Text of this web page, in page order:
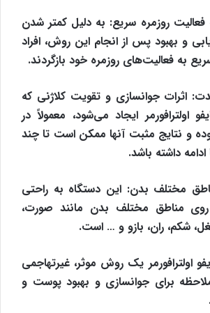
روزمره سریع: به دلیل کمتر شدن
و بهبود پس از انجام این روش، افراد
به فعالیت‌های روزمره خود بازگردند.
اثرات جوانسازی و تقویت کلاژنی که
اولترافورمر ایجاد می‌شود، معمولاً در
و نتایج مثبت آنها ممکن است تا چند
داشته باشد.
مختلف بدن: این دستگاه به راحتی
روی مناطق مختلف بدن مانند صورت،
شکم، ران، بازو و … است.
اولترافورمر یک روش موثر، غیرتهاجمی
برای جوانسازی و بهبود پوست و